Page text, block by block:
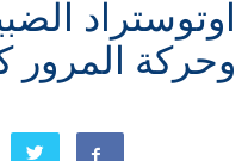
اوتوستراد
وحركة المرور